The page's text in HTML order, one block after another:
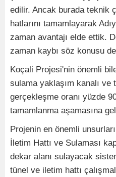
edilir. Ancak burada teknik
hatlarını tamamlayarak
zaman avantajı elde ettik.
zaman kaybı söz konusu
Koçali Projesi'nin önemli
sulama yaklaşım kanalı ve
gerçekleşme oranı yüzde
tamamlanma aşamasına
Projenin en önemli
İletim Hattı ve Sulaması
dekar alanı sulayacak
tünel ve iletim hattı